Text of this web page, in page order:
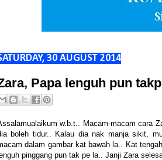
30 AUGUST 2014
Papa lenguh pun
w.b.t.. Macam-macam cara
boleh tidur.. Kalau dia nak manja sikit,
dalam gambar kat bawah la.. Kat
pinggang pun tak pe la.. Janji Zara